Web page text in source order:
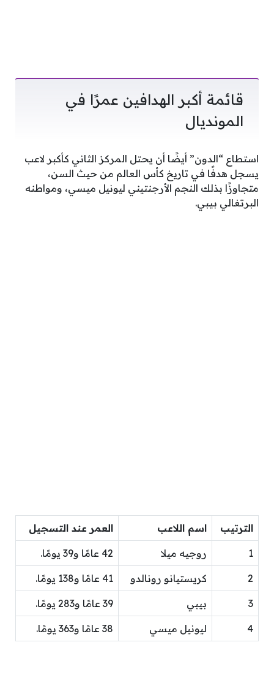
قائمة أكبر الهدافين عمرًا في
المونديال
استطاع “الدون” أيضًا أن يحتل المركز الثاني كأكبر لاعب
يسجل هدفًا في تاريخ كأس العالم من حيث السن،
متجاوزًا بذلك النجم الأرجنتيني ليونيل ميسي، ومواطنه
البرتغالي بيبي.
الترتيب اسم اللاعب العمر عند التسجيل
1 روجيه ميلا 42 عامًا و39 يومًا.
2 كريستيانو رونالدو 41 عامًا و138 يومًا.
3 بيبي 39 عامًا و283 يومًا.
4 ليونيل ميسي 38 عامًا و363 يومًا.